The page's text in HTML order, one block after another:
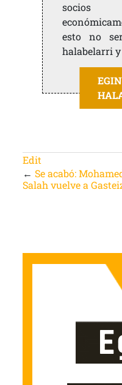
socios
esto no
halabelarri y
Edit
← Se acabó:
Salah vuelve a